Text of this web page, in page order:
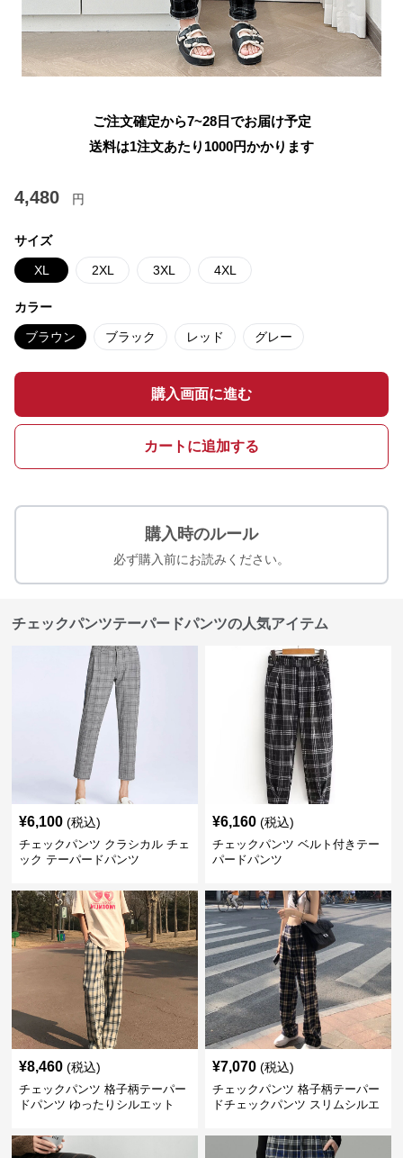
ご注文確定から7~28日でお届け予定
送料は1注文あたり 1000円かかります
4,480 円
サイズ
XL 2XL 3XL 4XL
カラー
ブラウン ブラック レッド グレー
購入画面に進む
カートに追加する
購入時のルール
必ず購入前にお読みください。
チェックパンツテーパードパンツの人気アイテム
¥6,100 (税込)
チェックパンツ クラシカル チェ
ック テーパードパンツ
¥6,160 (税込)
チェックパンツ ベルト付きテー
パードパンツ
¥8,460 (税込)
チェックパンツ 格子柄テーパー
ドパンツ ゆったりシルエット
¥7,070 (税込)
チェックパンツ 格子柄テーパー
ドチェックパンツ スリムシルエ